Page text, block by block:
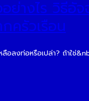
ย่างไร วิธีอั
ครัวเรือน
ลือลงท่อหรือเปล่า? ถ้าใช่